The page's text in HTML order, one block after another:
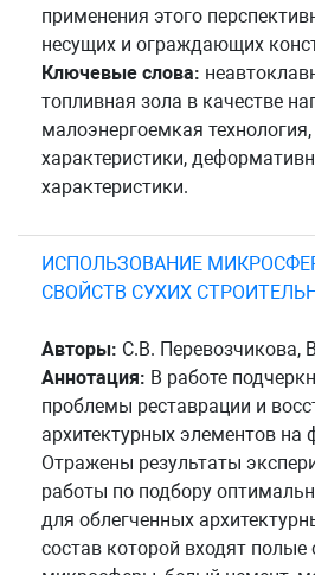
применения этого
несущих и ограждающих
Ключевые слова:
топливная зола в качестве
малоэнергоемкая
характеристики,
характеристики.
ИСПОЛЬЗОВАНИЕ
СВОЙСТВ СУХИХ
Авторы: С.В. Перевозчикова,
Аннотация: В работе
проблемы реставрации и
архитектурных элементов на
Отражены результаты
работы по подбору
для облегченных
состав которой входят полые